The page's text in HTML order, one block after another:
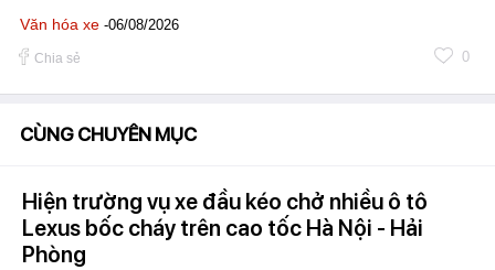
Văn hóa xe -06/08/2026
Chia sẻ 0
CÙNG CHUYÊN MỤC
Hiện trường vụ xe đầu kéo chở nhiều ô tô
Lexus bốc cháy trên cao tốc Hà Nội - Hải
Phòng